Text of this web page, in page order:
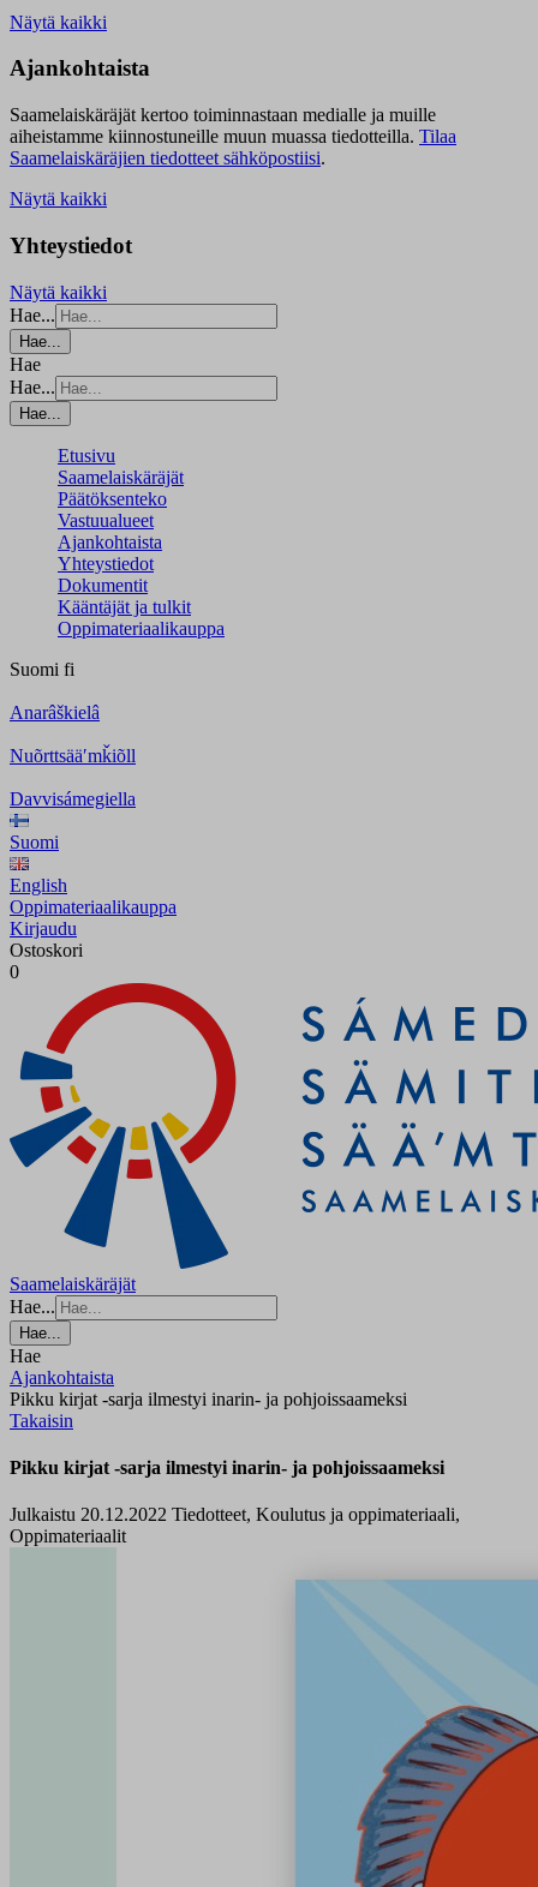
Näytä kaikki
Ajankohtaista
Saamelaiskäräjät kertoo toiminnastaan medialle ja muille
aiheistamme kiinnostuneille muun muassa tiedotteilla. Tilaa
Saamelaiskäräjien tiedotteet sähköpostiisi.
Näytä kaikki
Yhteystiedot
Näytä kaikki
Hae...
Hae...
Hae
Hae...
Hae...
Etusivu
Saamelaiskäräjät
Päätöksenteko
Vastuualueet
Ajankohtaista
Yhteystiedot
Dokumentit
Kääntäjät ja tulkit
Oppimateriaalikauppa
Suomi fi
Anarâškielâ
Nuõrttsääʹmǩiõll
Davvisámegiella
Suomi
English
Oppimateriaalikauppa
Kirjaudu
Ostoskori
0
Saamelaiskäräjät
Hae...
Hae...
Hae
Ajankohtaista
Pikku kirjat -sarja ilmestyi inarin- ja pohjoissaameksi
Takaisin
Pikku kirjat -sarja ilmestyi inarin- ja pohjoissaameksi
Julkaistu 20.12.2022 Tiedotteet, Koulutus ja oppimateriaali,
Oppimateriaalit